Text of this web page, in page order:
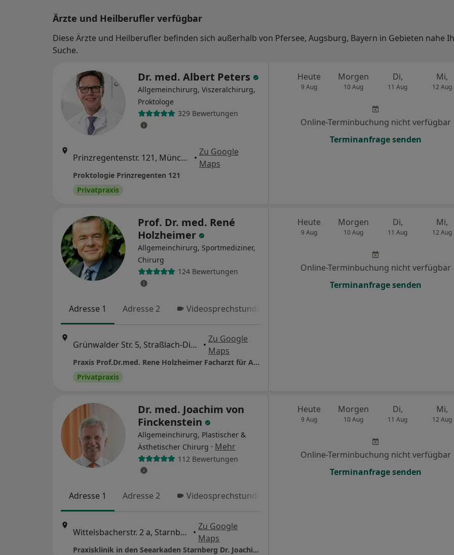
Ärzte und Heilberufler verfügbar
Diese Ärzte und Heilberufler befinden sich außerhalb von Pfersee, Augsburg, Bayern in Gebieten nahe
Suche.
Dr. med. Albert Peters
Allgemeinchirurg, Viszeralchirurg,
Proktologe
329 Bewertungen
Prinzregentenstr. 121, München •
Zu Google
Maps
Proktologie Prinzregenten 121
Privatpraxis
Heute
9 Aug
Morgen
10 Aug
Di,
11 Aug
Mi,
12 Aug
Online-Terminbuchung nicht verfügbar
Terminanfrage senden
Prof. Dr. med. René
Holzheimer
Allgemeinchirurg, Sportmediziner,
Chirurg
124 Bewertungen
Adresse 1 Adresse 2 Videosprechstunde
Grünwalder Str. 5, Straßlach-Dingharting •
Zu Google
Maps
Praxis Prof.Dr.med. Rene Holzheimer Facharzt für Allgem. Chirurgie
Privatpraxis
Heute
9 Aug
Morgen
10 Aug
Di,
11 Aug
Mi,
12 Aug
Online-Terminbuchung nicht verfügbar
Terminanfrage senden
Dr. med. Joachim von
Finckenstein
Allgemeinchirurg, Plastischer &
Ästhetischer Chirurg · Mehr
112 Bewertungen
Adresse 1 Adresse 2 Videosprechstunde
Wittelsbacherstr. 2 a, Starnberg •
Zu Google
Maps
Praxisklinik in den Seearkaden Starnberg Dr. Joachim von Finckenstein Facharzt für Plast. Chirurgie
Heute
9 Aug
Morgen
10 Aug
Di,
11 Aug
Mi,
12 Aug
Online-Terminbuchung nicht verfügbar
Terminanfrage senden